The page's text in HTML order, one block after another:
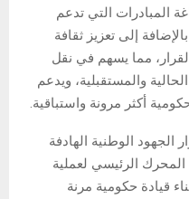
المبادرات التي تدعم
إلى تعزيز ثقافة
مما يسهم في نقل
والمستقبلية، ويدعم
أكثر مرونة واستباقية.
الوطنية الهادفة
المحرك الرئيسي لعملية
قيادة حكومية مرنة